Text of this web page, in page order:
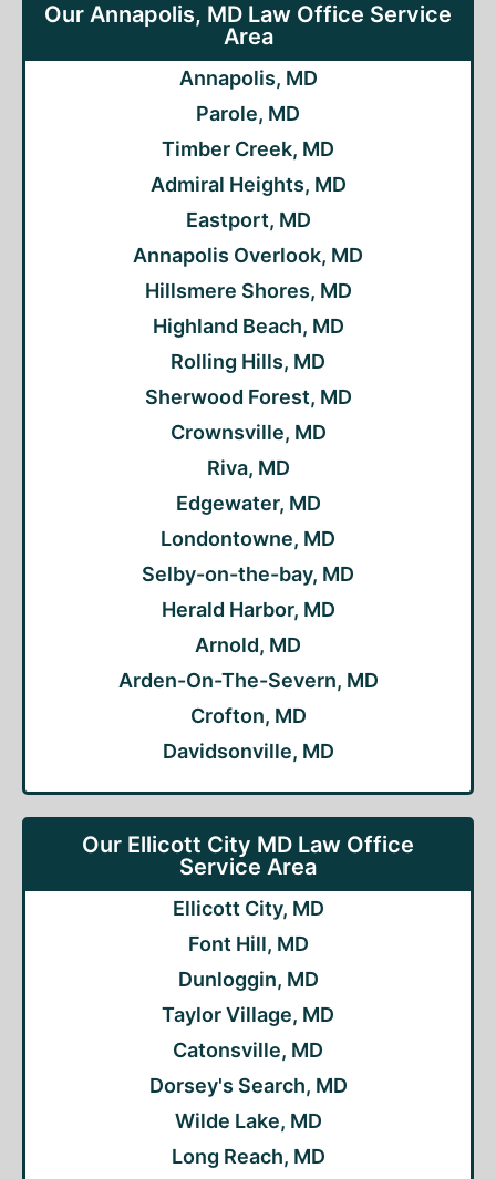
Our Annapolis, MD Law Office Service
Area
Annapolis, MD
Parole, MD
Timber Creek, MD
Admiral Heights, MD
Eastport, MD
Annapolis Overlook, MD
Hillsmere Shores, MD
Highland Beach, MD
Rolling Hills, MD
Sherwood Forest, MD
Crownsville, MD
Riva, MD
Edgewater, MD
Londontowne, MD
Selby-on-the-bay, MD
Herald Harbor, MD
Arnold, MD
Arden-On-The-Severn, MD
Crofton, MD
Davidsonville, MD
Our Ellicott City MD Law Office
Service Area
Ellicott City, MD
Font Hill, MD
Dunloggin, MD
Taylor Village, MD
Catonsville, MD
Dorsey's Search, MD
Wilde Lake, MD
Long Reach, MD